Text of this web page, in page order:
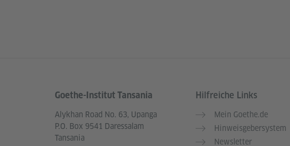
Service- und Informationsbereich
Goethe-Institut Tansania
Alykhan Road No. 63, Upanga
P.O. Box 9541 Daressalam
Tansania
Hilfreiche Links
Mein Goethe.de
Hinweisgebersystem
Newsletter